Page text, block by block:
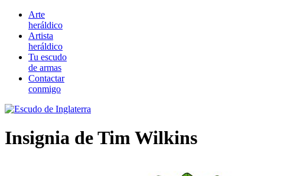
Arte
heráldico
Artista
heráldico
Tu escudo
de armas
Contactar
conmigo
Insignia de Tim Wilkins